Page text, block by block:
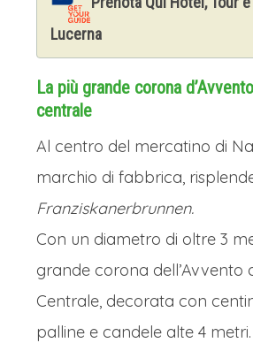
dell'Europa unita.
i cieli bassi; d'estate, si
battelli e chiatte. È un
silenzioso della storia,
romani costruirono il
ad oggi, scorrendo lento
portando con sé il
e aperto di una città di
I MERCATINI DI
STRASBURGO
Lucerna
La più grande corona
centrale
Al centro del mercatino di
marchio di fabbrica,
Franziskanerbrunnen.
Con un diametro di oltre 3
grande corona dell’Avvento
Centrale, decorata con
palline e candele alte 4 metri.